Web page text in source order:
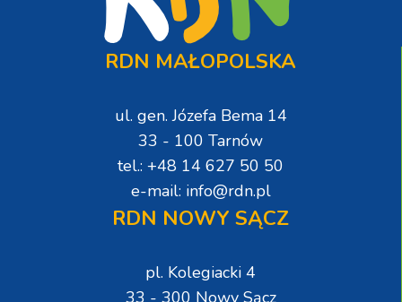
RDN MAŁOPOLSKA
ul. gen. Józefa Bema 14
33 - 100 Tarnów
tel.: +48 14 627 50 50
e-mail: info@rdn.pl
RDN NOWY SĄCZ
pl. Kolegiacki 4
33 - 300 Nowy Sącz